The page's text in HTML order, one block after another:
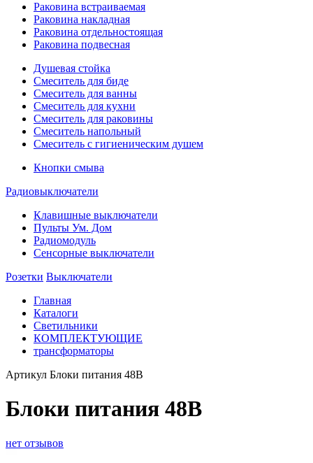
Раковина встраиваемая
Раковина накладная
Раковина отдельностоящая
Раковина подвесная
Душевая стойка
Смеситель для биде
Смеситель для ванны
Смеситель для кухни
Смеситель для раковины
Смеситель напольный
Смеситель с гигиеническим душем
Кнопки смыва
Радиовыключатели
Клавишные выключатели
Пульты Ум. Дом
Радиомодуль
Сенсорные выключатели
Розетки Выключатели
Главная
Каталоги
Светильники
КОМПЛЕКТУЮЩИЕ
трансформаторы
Артикул Блоки питания 48В
Блоки питания 48В
нет отзывов